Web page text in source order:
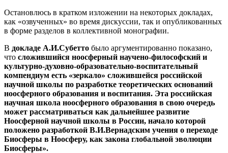
Остановлюсь в кратком изложении на некоторых докладах,
как «озвученных» во время дискуссии, так и опубликованных
в форме разделов в коллективной монографии.
В докладе А.И.Субетто было аргументированно показано,
что сложившийся ноосферный научено-философский и
культурно-духовно-образовательно-воспитательный
компендиум есть «зеркало» сложившейся российской
научной школы по разработке теоретических оснований
ноосферного образования и воспитания. Эта российская
научная школа ноосферного образования в свою очередь
может рассматриваться как дальнейшее развитие
Ноосферной научной школы в России, начало которой
положено разработкой В.И.Вернадским учения о переходе
Биосферы в Ноосферу, как закона глобальной эволюции
Биосферы».